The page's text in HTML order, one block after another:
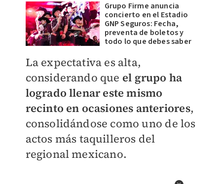
Grupo Firme anuncia
concierto en el Estadio
GNP Seguros: Fecha,
preventa de boletos y
todo lo que debes saber
La expectativa es alta,
considerando que el grupo ha
logrado llenar este mismo
recinto en ocasiones anteriores,
consolidándose como uno de los
actos más taquilleros del
regional mexicano.